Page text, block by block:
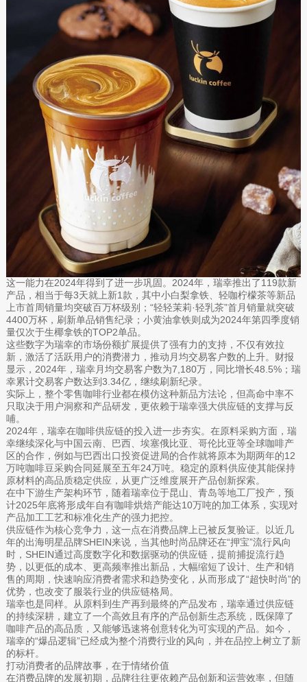
这一能力在2024年得到了进一步巩固。2024年，瑞幸推出了119款新
产品，相当于每3天就上新1款，其中小白梨拿铁、轻咖柠檬茶等新品
上市首周销量均突破百万杯级别；“轻轻茉莉·轻乳茶”首月销量就突破
4400万杯，刷新单品销售纪录；小黄油拿铁则成为2024年第四季度销
量仅次于生椰拿铁的TOP2单品。
这些数字为瑞幸的市场份额扩展提供了强有力的支持，不仅有效拉
新，激活了活跃用户的消费潜力，推动月均交易客户数的上升。财报
显示，2024年，瑞幸月均交易客户数为7,180万，同比增长48.5%；瑞
幸累计交易客户数达到3.34亿，继续刷新纪录。
实际上，整个零售咖啡行业都在模仿这种新品方法论，但高命中率不
只取决于用户洞察和产品研发，更依赖于瑞幸强大供应链的支撑与反
哺。
2024年，瑞幸在咖啡供应链的投入进一步夯实。在原料采购方面，瑞
幸继续深化与中国云南、巴西、埃塞俄比亚、哥伦比亚等全球咖啡产
区的合作，例如与巴西出口投资促进局的合作就将原本为期两年的12
万吨咖啡豆采购合同延展至五年24万吨。稳定的原料供应使其能保持
原材料的高品质稳定供应，从更广泛维度展开产品创新探索。
在中下游生产架构环节，随着瑞幸位于昆山、青岛等地工厂投产，预
计2025年底将形成年自有咖啡烘焙产能达10万吨的加工体系，实现对
产品加工工艺和标准化生产的强力把控。
供应链作为核心竞争力，这一点在消费品牌上已被反复验证。以近几
年的出海明星品牌SHEIN来说，当其他时尚品牌还在“押宝”流行风向
时，SHEIN通过高度数字化和数据驱动的供应链，提前捕捉流行趋
势，以更低的成本、更高频率推出新品，大幅缩短了设计、生产和销
售的周期，快速响应消费者需求和趋势变化，从而形成了“超快时尚”的
优势，也改变了服装行业的供应链格局。
瑞幸也是同样。从原料到生产再到最终的产品发布，瑞幸通过供应链
的持续深耕，建立了一个高效且有序的产品创新生态系统，既保障了
咖啡产品的高品质，又能够迅速将创意转化为可实现的产品。如今，
瑞幸的“爆品逻辑”已经成为整个消费行业的风向，并在品控上树立了新
的标杆。
打动消费者的品牌故事，在于情绪价值
在消费品牌的发展初期，品牌往往更依赖产品创新和运营效率，但随